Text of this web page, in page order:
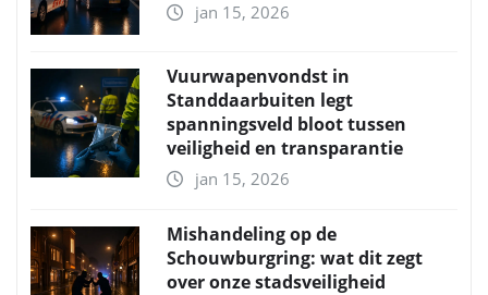
jan 15, 2026
Vuurwapenvondst in
Standdaarbuiten legt
spanningsveld bloot tussen
veiligheid en transparantie
jan 15, 2026
Mishandeling op de
Schouwburgring: wat dit zegt
over onze stadsveiligheid